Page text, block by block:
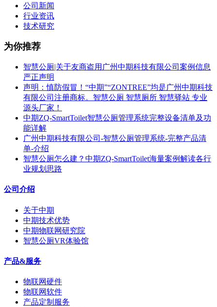
公司新闻
行业资讯
技术研究
为你推荐
智慧公厕|关于友商盗用广州中期科技有限公司案例信息
严正声明
声明：慎防假冒！“中期”“ZONTREE”均是广州中期科技
有限公司注册商标。智慧公厕 智慧厕所 智慧驿站 专业
源头厂家！
中期ZQ-SmartToilet智慧公厕管理系统完整设备清单及功
能详解
广州中期科技有限公司-智慧公厕管理系统-完整产品清
单-介绍
智慧公厕怎么建？中期ZQ-SmartToilet海量案例解读各行
业规划思路
公司介绍
关于中期
中期技术优势
中期物联网研究院
智慧公厕VR体验馆
产品&服务
物联网硬件
物联网软件
产品定制服务